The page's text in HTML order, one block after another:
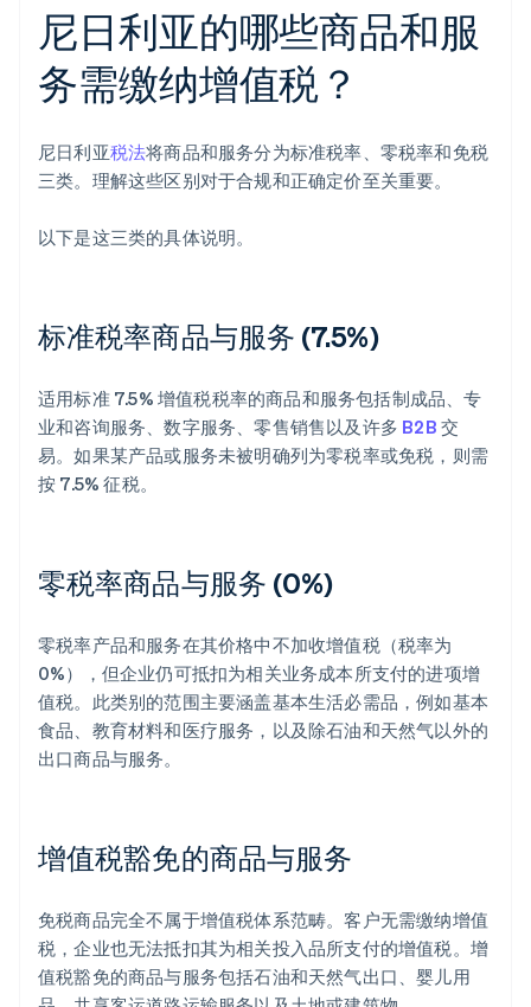
尼日利亚的哪些商品和服
务需缴纳增值税？
尼日利亚税法将商品和服务分为标准税率、零税率和免税
三类。理解这些区别对于合规和正确定价至关重要。
以下是这三类的具体说明。
标准税率商品与服务 (7.5%)
适用标准 7.5% 增值税税率的商品和服务包括制成品、专
业和咨询服务、数字服务、零售销售以及许多 B2B 交
易。如果某产品或服务未被明确列为零税率或免税，则需
按 7.5% 征税。
零税率商品与服务 (0%)
零税率产品和服务在其价格中不加收增值税（税率为
0%），但企业仍可抵扣为相关业务成本所支付的进项增
值税。此类别的范围主要涵盖基本生活必需品，例如基本
食品、教育材料和医疗服务，以及除石油和天然气以外的
出口商品与服务。
增值税豁免的商品与服务
免税商品完全不属于增值税体系范畴。客户无需缴纳增值
税，企业也无法抵扣其为相关投入品所支付的增值税。增
值税豁免的商品与服务包括石油和天然气出口、婴儿用